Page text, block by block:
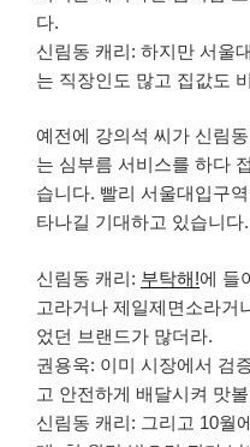
다.
신림동 캐리: 하지만 서울
는 직장인도 많고 집값도
예전에 강의석 씨가 신림
는 심부름 서비스를 하다
습니다. 빨리 서울대입구
타나길 기대하고 있습니
신림동 캐리: 부탁해!에 들
고라거나 제일제면소라거
었던 브랜드가 많더라.
권용욱: 이미 시장에서 검
고 안전하게 배달시켜 맛
신림동 캐리: 그리고 10월